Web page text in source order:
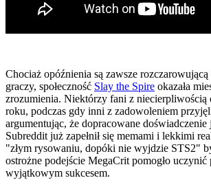
Chociaż opóźnienia są zawsze
graczy, społeczność Slay the Spire okazała
zrozumienia. Niektórzy fani z niecierpliwością
roku, podczas gdy inni z zadowoleniem
argumentując, że dopracowane doświadczenie
Subreddit już zapełnił się memami i lekkimi
"złym rysowaniu, dopóki nie wyjdzie STS2"
ostrożne podejście MegaCrit pomogło uczynić
wyjątkowym sukcesem.